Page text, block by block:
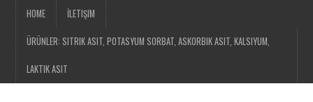
HOME İLETIŞIM
ÜRÜNLER: SITRIK ASIT, POTASYUM SORBAT, ASKORBIK ASIT, KALSIYUM,
LAKTIK ASIT